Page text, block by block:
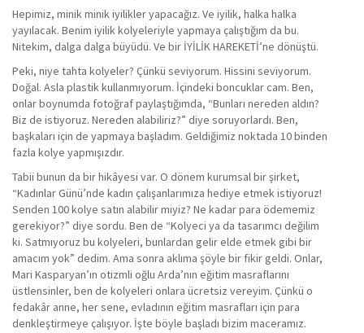
Hepimiz, minik minik iyilikler yapacağız. Ve iyilik, halka halka
yayılacak. Benim iyilik kolyeleriyle yapmaya çalıştığım da bu.
Nitekim, dalga dalga büyüdü. Ve bir İYİLİK HAREKETİ’ne dönüştü.
Peki, niye tahta kolyeler? Çünkü seviyorum. Hissini seviyorum.
Doğal. Asla plastik kullanmıyorum. İçindeki boncuklar cam. Ben,
onlar boynumda fotoğraf paylaştığımda, “Bunları nereden aldın?
Biz de istiyoruz. Nereden alabiliriz?” diye soruyorlardı. Ben,
başkaları için de yapmaya başladım. Geldiğimiz noktada 10 binden
fazla kolye yapmışızdır.
Tabii bunun da bir hikâyesi var. O dönem kurumsal bir şirket,
“Kadınlar Günü’nde kadın çalışanlarımıza hediye etmek istiyoruz!
Senden 100 kolye satın alabilir miyiz? Ne kadar para ödememiz
gerekiyor?” diye sordu. Ben de “Kolyeci ya da tasarımcı değilim
ki. Satmıyoruz bu kolyeleri, bunlardan gelir elde etmek gibi bir
amacım yok” dedim. Ama sonra aklıma şöyle bir fikir geldi. Onlar,
Mari Kasparyan’ın otizmli oğlu Arda’nın eğitim masraflarını
üstlensinler, ben de kolyeleri onlara ücretsiz vereyim. Çünkü o
fedakâr anne, her sene, evladının eğitim masrafları için para
denkleştirmeye çalışıyor. İşte böyle başladı bizim maceramız.